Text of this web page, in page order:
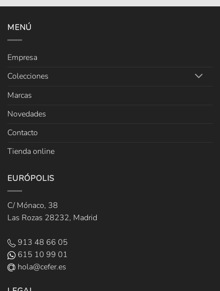
MENÚ
Empresa
Colecciones
Marcas
Novedades
Contacto
Tienda online
EURÓPOLIS
C/ Mónaco, 38
Las Rozas 28232, Madrid
913 48 66 05
615 10 99 01
hola@cefer.es